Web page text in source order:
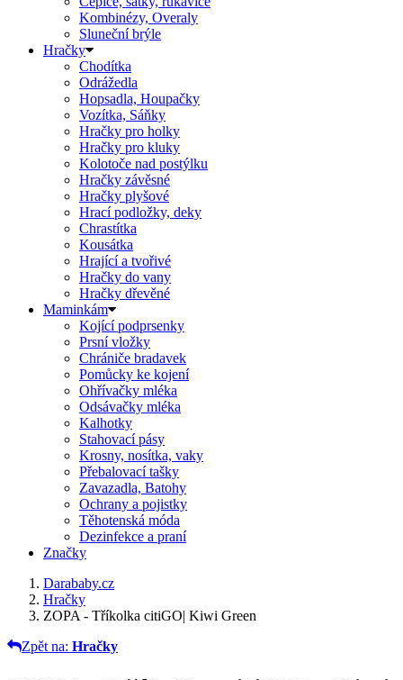
Kombinézy, Overaly
Sluneční brýle
Hračky
Chodítka
Odrážedla
Hopsadla, Houpačky
Vozítka, Sáňky
Hračky pro holky
Hračky pro kluky
Kolotoče nad postýlku
Hračky závěsné
Hračky plyšové
Hrací podložky, deky
Chrastítka
Kousátka
Hrající a tvořivé
Hračky do vany
Hračky dřevěné
Maminkám
Kojící podprsenky
Prsní vložky
Chrániče bradavek
Pomůcky ke kojení
Ohřívačky mléka
Odsávačky mléka
Kalhotky
Stahovací pásy
Krosny, nosítka, vaky
Přebalovací tašky
Zavazadla, Batohy
Ochrany a pojistky
Těhotenská móda
Dezinfekce a praní
Značky
Darababy.cz
Hračky
ZOPA - Tříkolka citiGO| Kiwi Green
Zpět na: Hračky